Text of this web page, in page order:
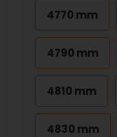
4770 mm
4790 mm
4810 mm
4830 mm